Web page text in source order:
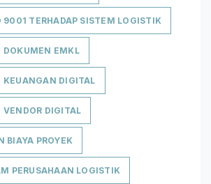
9001 TERHADAP SISTEM LOGISTIK
DOKUMEN EMKL
KEUANGAN DIGITAL
VENDOR DIGITAL
BIAYA PROYEK
PERUSAHAAN LOGISTIK